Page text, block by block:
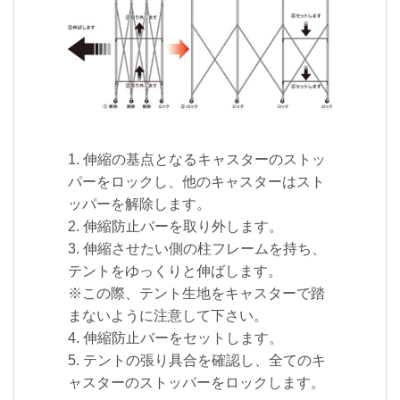
1. 伸縮の基点となるキャスターのストッ
パーをロックし、他のキャスターはスト
ッパーを解除します。
2. 伸縮防止バーを取り外します。
3. 伸縮させたい側の柱フレームを持ち、
テントをゆっくりと伸ばします。
※この際、テント生地をキャスターで踏
まないように注意して下さい。
4. 伸縮防止バーをセットします。
5. テントの張り具合を確認し、全てのキ
ャスターのストッパーをロックします。